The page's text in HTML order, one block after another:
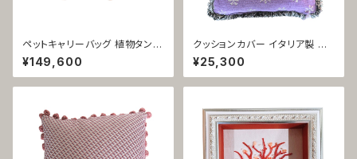
ペットキャリーバッグ 植物タンニ
ン鞣し革 イタリア製 ブラウン 携
帯用 旅行用 1425
¥149,600
クッションカバー イタリア製 起
毛素材 フリンジ パープル トリノ
1421
¥25,300